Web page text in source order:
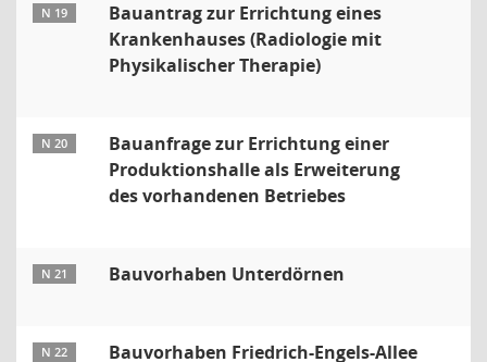
N 19
Bauantrag zur Errichtung eines
Krankenhauses (Radiologie mit
Physikalischer Therapie)
N 20
Bauanfrage zur Errichtung einer
Produktionshalle als Erweiterung
des vorhandenen Betriebes
N 21 Bauvorhaben Unterdörnen
N 22 Bauvorhaben Friedrich-Engels-Allee